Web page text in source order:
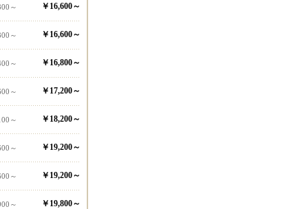
～ ￥16,600～
～ ￥16,600～
～ ￥16,800～
～ ￥17,200～
～ ￥18,200～
～ ￥19,200～
～ ￥19,200～
～ ￥19,800～